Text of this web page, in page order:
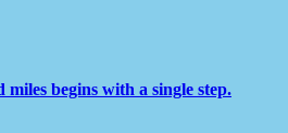
begins with a single step.